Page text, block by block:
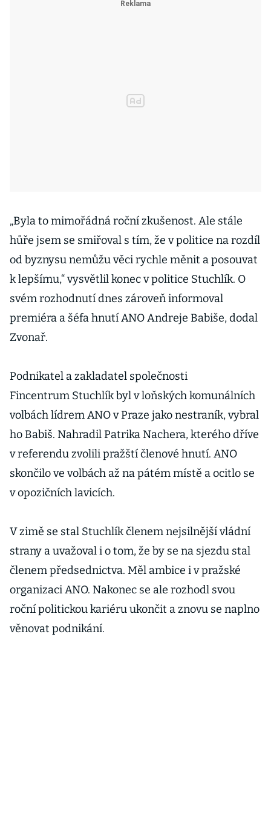
„Byla to mimořádná roční zkušenost. Ale stále
hůře jsem se smiřoval s tím, že v politice na rozdíl
od byznysu nemůžu věci rychle měnit a posouvat
k lepšímu,“ vysvětlil konec v politice Stuchlík. O
svém rozhodnutí dnes zároveň informoval
premiéra a šéfa hnutí ANO Andreje Babiše, dodal
Zvonař.
Podnikatel a zakladatel společnosti
Fincentrum Stuchlík byl v loňských komunálních
volbách lídrem ANO v Praze jako nestraník, vybral
ho Babiš. Nahradil Patrika Nachera, kterého dříve
v referendu zvolili pražští členové hnutí. ANO
skončilo ve volbách až na pátém místě a ocitlo se
v opozičních lavicích.
V zimě se stal Stuchlík členem nejsilnější vládní
strany a uvažoval i o tom, že by se na sjezdu stal
členem předsednictva. Měl ambice i v pražské
organizaci ANO. Nakonec se ale rozhodl svou
roční politickou kariéru ukončit a znovu se naplno
věnovat podnikání.